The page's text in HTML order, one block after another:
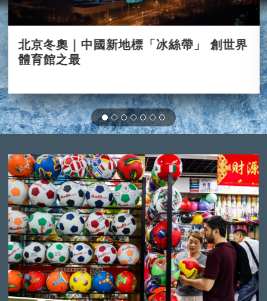
北京冬奧｜中國新地標「冰絲帶」 創世界
體育館之最